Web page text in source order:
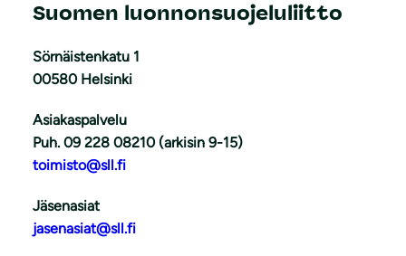
Suomen luonnonsuojeluliitto
Sörnäistenkatu 1
00580 Helsinki
Asiakaspalvelu
Puh. 09 228 08210 (arkisin 9-15)
toimisto@sll.fi
Jäsenasiat
jasenasiat@sll.fi